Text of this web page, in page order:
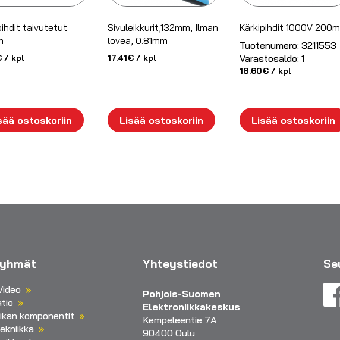
taivutetut
/ kpl
ostoskoriin
Sivuleikkurit,132mm, Ilman
lovea, 0.81mm
17.41€ / kpl
Lisää ostoskoriin
Kärkipihdit 1000V
Tuotenumero: 3211553
Varastosaldo: 1
18.60€/ kpl
Lisää ostoskoriin
komponentit
Yhteystiedot
Pohjois-Suomen
Elektroniikkakeskus
Kempeleentie 7A
90400 Oulu